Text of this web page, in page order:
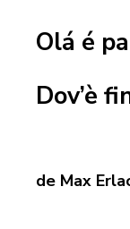
Olá é
Dov’è
de Max